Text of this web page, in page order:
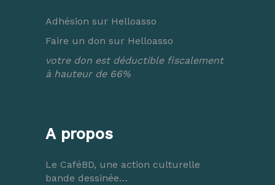
Adhésion sur Helloasso
Faire un don sur Helloasso
votre don est déductible fiscalement
à hauteur de 66%
A propos
Le CaféBD, une action culturelle
bande dessinée…